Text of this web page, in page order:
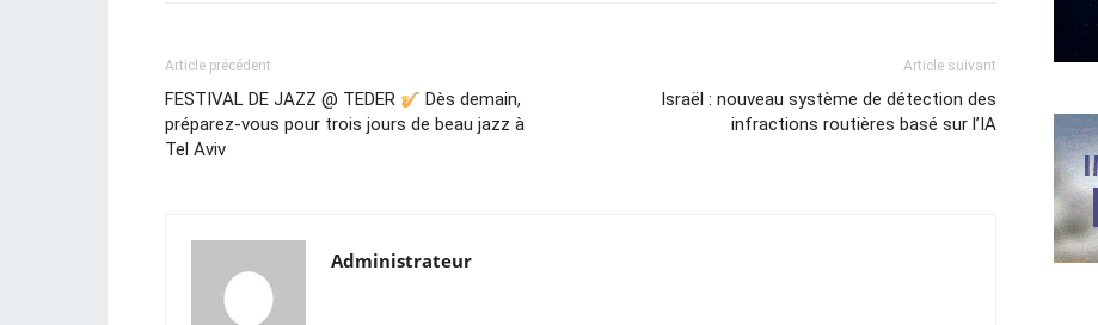
Article précédent
FESTIVAL DE JAZZ @ TEDER
Dès demain,
préparez-vous pour trois jours de beau jazz à
Tel Aviv
Article suivant
Israël : nouveau système de détection des
infractions routières basé sur l’IA
Administrateur